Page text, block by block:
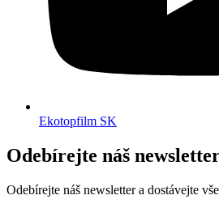
Ekotopfilm SK
Odebírejte náš
Odebírejte náš newsletter a dostávejte